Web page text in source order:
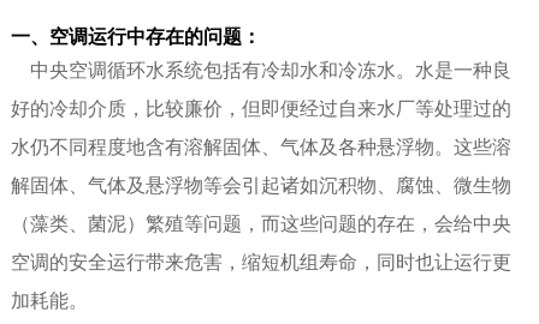
一、空调运行中存在的问题：
中央空调循环水系统包括有冷却水和冷冻水。水是一种良
好的冷却介质，比较廉价，但即便经过自来水厂等处理过的
水仍不同程度地含有溶解固体、气体及各种悬浮物。这些溶
解固体、气体及悬浮物等会引起诸如沉积物、腐蚀、微生物
（藻类、菌泥）繁殖等问题，而这些问题的存在，会给中央
空调的安全运行带来危害，缩短机组寿命，同时也让运行更
加耗能。